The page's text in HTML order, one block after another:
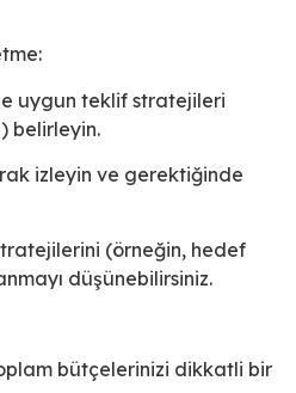
uygun teklif stratejileri
belirleyin.
izleyin ve gerektiğinde
(örneğin, hedef
düşünebilirsiniz.
bütçelerinizi dikkatli bir